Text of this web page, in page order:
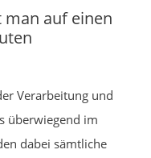
man auf einen
Verarbeitung und
überwiegend im
dabei sämtliche